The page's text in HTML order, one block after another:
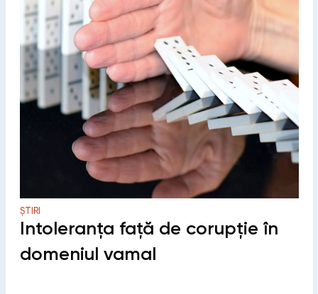
ȘTIRI
Intoleranța față de corupţie în
domeniul vamal